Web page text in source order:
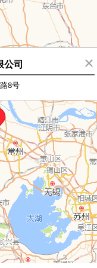
公司
8号